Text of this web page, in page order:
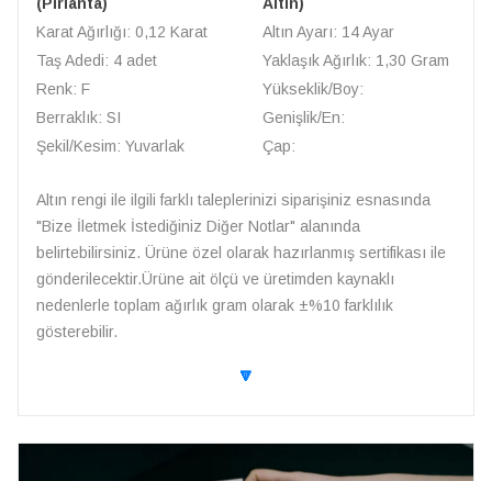
Karat Ağırlığı: 0,12 Karat
Taş Adedi: 4 adet
Renk: F
Berraklık: SI
Şekil/Kesim: Yuvarlak
Altın Ayarı: 14 Ayar
Yaklaşık Ağırlık: 1,30 Gram
Yükseklik/Boy:
Genişlik/En:
Çap:
Altın rengi ile ilgili farklı taleplerinizi siparişiniz esnasında
"Bize İletmek İstediğiniz Diğer Notlar" alanında
belirtebilirsiniz. Ürüne özel olarak hazırlanmış sertifikası ile
gönderilecektir.Ürüne ait ölçü ve üretimden kaynaklı
nedenlerle toplam ağırlık gram olarak ±%10 farklılık
gösterebilir.
🔽